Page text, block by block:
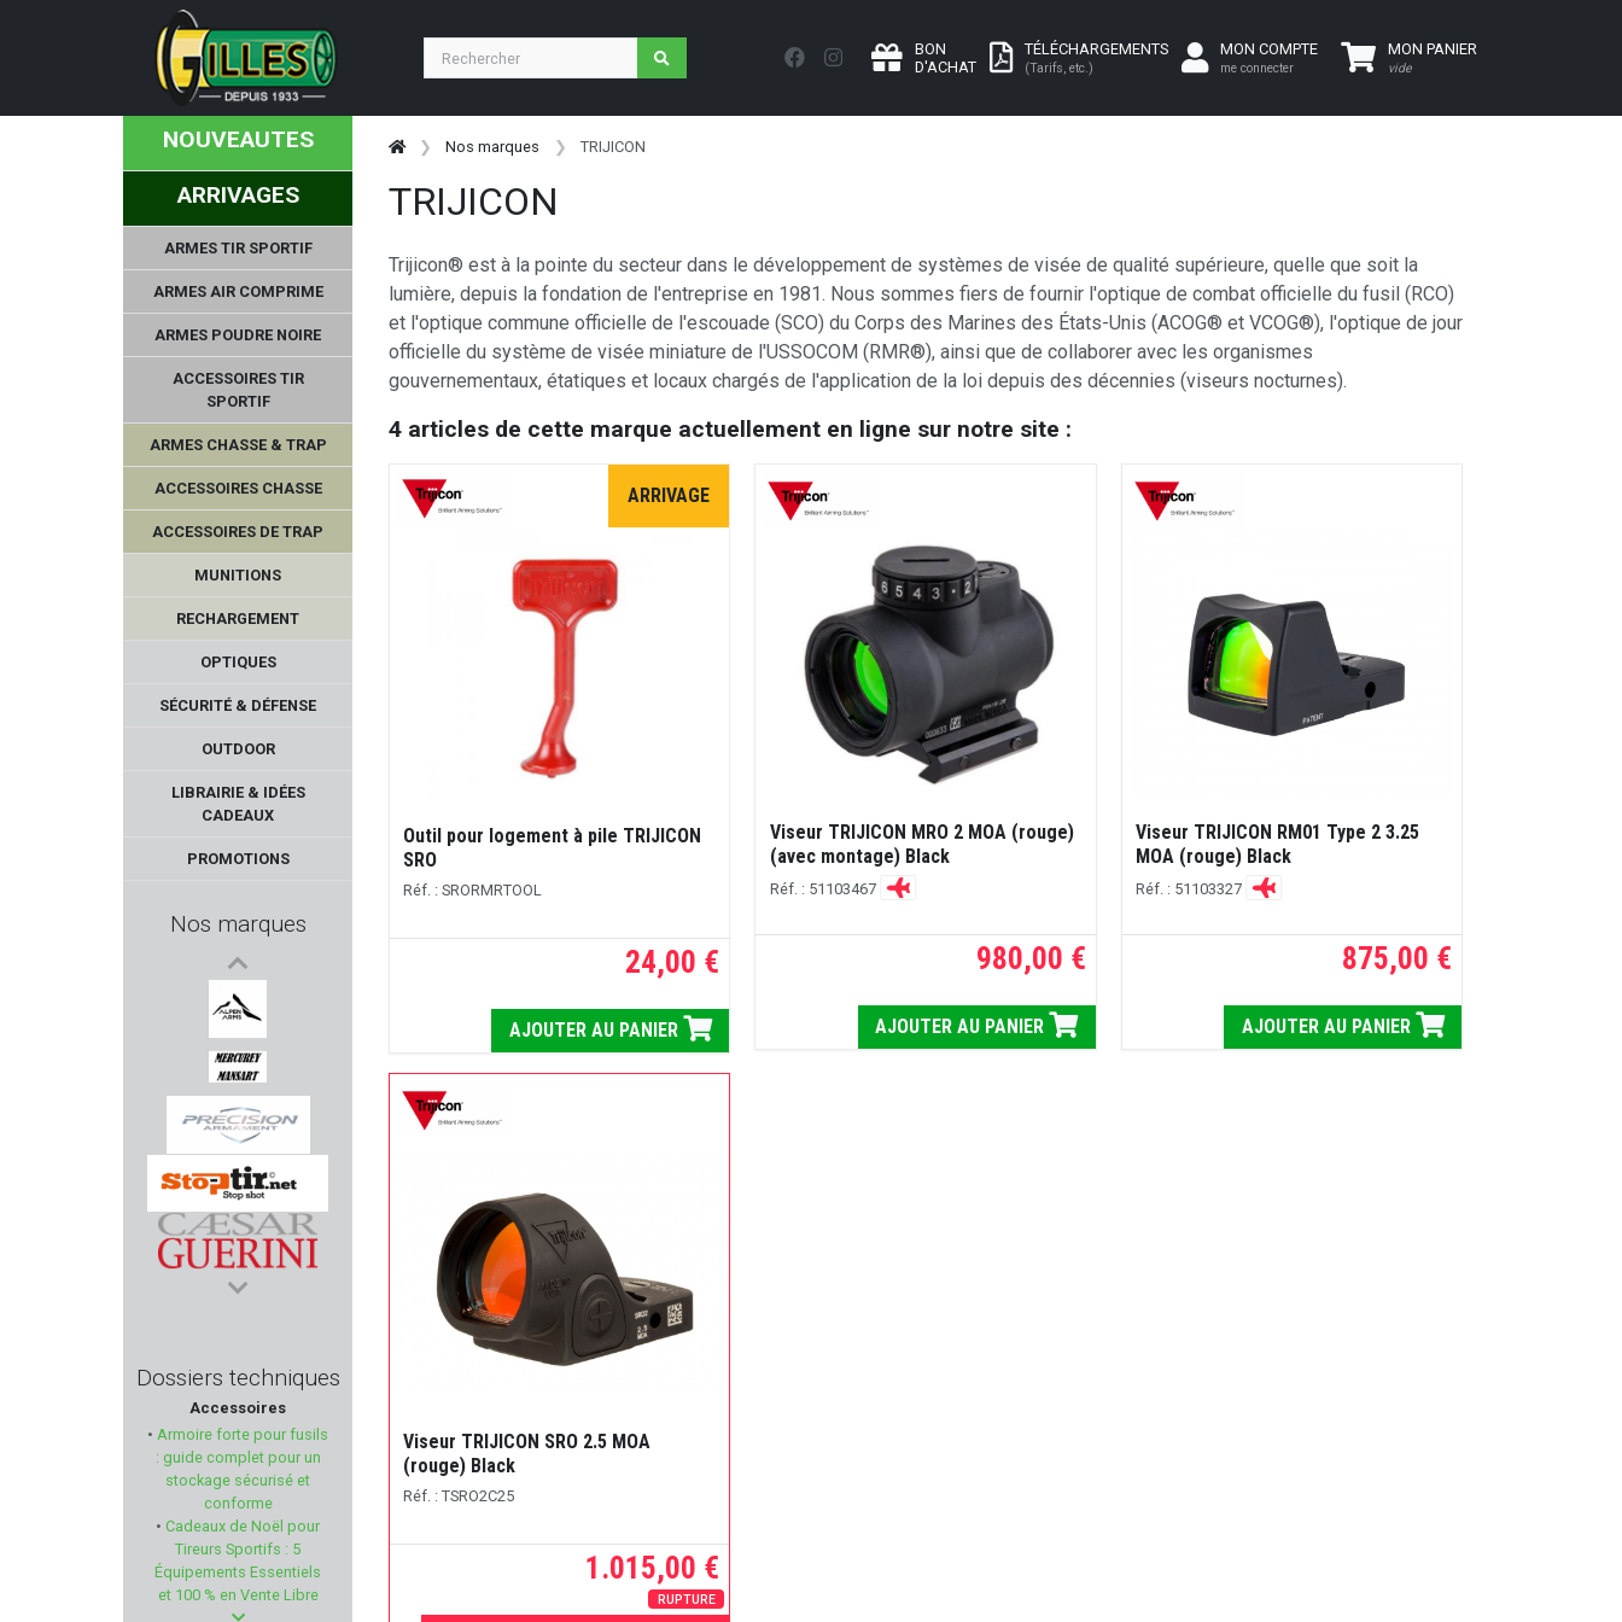
BON
D'ACHAT
TÉLÉCHARGEMENTS
(Tarifs, etc.)
MON COMPTE
me connecter
MON PANIER
vide
NOUVEAUTES
ARRIVAGES
ARMES TIR SPORTIF
ARMES AIR COMPRIME
ARMES POUDRE NOIRE
ACCESSOIRES TIR
SPORTIF
ARMES CHASSE & TRAP
ACCESSOIRES CHASSE
ACCESSOIRES DE TRAP
MUNITIONS
RECHARGEMENT
OPTIQUES
SÉCURITÉ & DÉFENSE
OUTDOOR
LIBRAIRIE & IDÉES
CADEAUX
PROMOTIONS
Nos marques
HOWA
ALPEN ARMS
MERCUREY MANSART
PRECISION ARMAMENT
STOPTIR
CAESAR GUERINI
BERETTA
BAIKAL
GUARDIAN ANGEL
MEGALINE
Dossiers techniques
Accessoires
• Armoire forte pour fusils
: guide complet pour un
stockage sécurisé et
conforme
• Cadeaux de Noël pour
Tireurs Sportifs : 5
Équipements Essentiels
et 100 % en Vente Libre
Nos marques TRIJICON
TRIJICON
Trijicon® est à la pointe du secteur dans le développement de systèmes de visée de qualité supérieure, quelle que soit la
lumière, depuis la fondation de l'entreprise en 1981. Nous sommes fiers de fournir l'optique de combat officielle du fusil (RCO)
et l'optique commune officielle de l'escouade (SCO) du Corps des Marines des États-Unis (ACOG® et VCOG®), l'optique de jour
officielle du système de visée miniature de l'USSOCOM (RMR®), ainsi que de collaborer avec les organismes
gouvernementaux, étatiques et locaux chargés de l'application de la loi depuis des décennies (viseurs nocturnes).
4 articles de cette marque actuellement en ligne sur notre site :
ARRIVAGE
Outil pour logement à pile TRIJICON
SRO
Réf. : SRORMRTOOL
24,00 €
AJOUTER AU PANIER
Viseur TRIJICON MRO 2 MOA (rouge)
(avec montage) Black
Réf. : 51103467
980,00 €
AJOUTER AU PANIER
Viseur TRIJICON RM01 Type 2 3.25
MOA (rouge) Black
Réf. : 51103327
875,00 €
AJOUTER AU PANIER
Viseur TRIJICON SRO 2.5 MOA
(rouge) Black
Réf. : TSRO2C25
1.015,00 €
RUPTURE